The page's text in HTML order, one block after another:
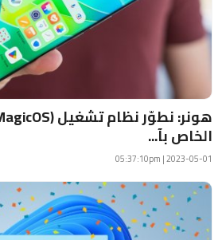
الخاص بآ...
2023-05-01 | 05:37:10pm